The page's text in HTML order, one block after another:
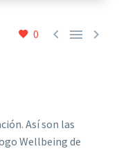
0   
Así son las
Wellbeing de